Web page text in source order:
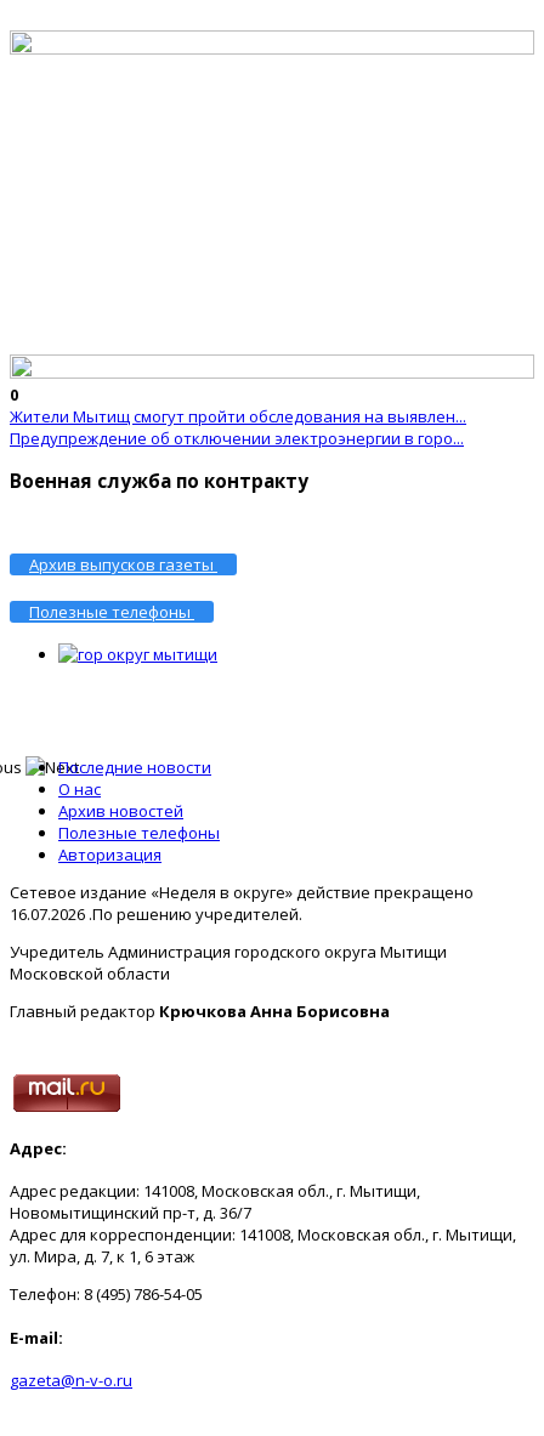
0
Жители Мытищ смогут пройти обследования на выявлен...
Предупреждение об отключении электроэнергии в горо...
Военная служба по контракту
Архив выпусков газеты
Полезные телефоны
Последние новости
О нас
Архив новостей
Полезные телефоны
Авторизация
Сетевое издание «Неделя в округе» действие прекращено
16.07.2026 .По решению учредителей.
Учредитель Администрация городского округа Мытищи
Московской области
Главный редактор Крючкова Анна Борисовна
Адрес:
Адрес редакции: 141008, Московская обл., г. Мытищи,
Новомытищинский пр-т, д. 36/7
Адрес для корреспонденции: 141008, Московская обл., г. Мытищи,
ул. Мира, д. 7, к 1, 6 этаж
Телефон: 8 (495) 786-54-05
E-mail:
gazeta@n-v-o.ru